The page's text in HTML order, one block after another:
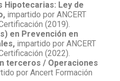
Hipotecarias: Ley de
impartido por ANCERT
(2019).
en Prevención en
impartido por ANCERT
(2022).
terceros / Operaciones
por Ancert Formación